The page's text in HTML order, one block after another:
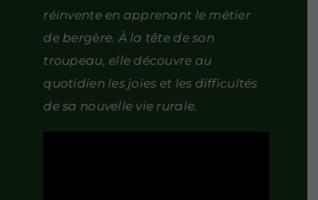
réinvente en apprenant le métier
de bergère. À la tête de son
troupeau, elle découvre au
quotidien les joies et les difficultés
de sa nouvelle vie rurale.